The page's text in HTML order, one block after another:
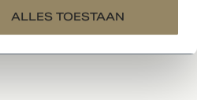
ALLES TOESTAAN